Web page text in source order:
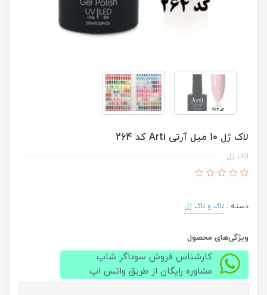
لاک ژل 10 میل آرتی Arti کد 264
لاک ژل
دسته : لاک و لاک ژل
ویژگی‌های محصول
کارشناس فروش سوداگر شاپ
مشاوره رایگان از طریق واتس اپ